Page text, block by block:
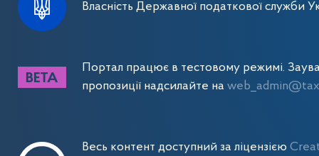
Власність Державної податкової служби
Портал працює в тестовому режимі.
пропозиції надсилайте на
Весь контент доступний за ліцензією